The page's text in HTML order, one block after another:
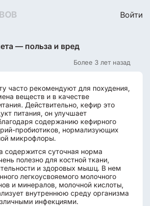
Войти
— польза и вред
Более 3 лет назад
часто рекомендуют для похудения,
веществ и в качестве
Действительно, кефир это
питания, он улучшает
содержанию кефирного
пробиотиков, нормализующих
микрофлоры.
содержится суточная норма
полезно для костной ткани,
и здоровых мышц. В нем
легкоусвояемого молочного
и минералов, молочной кислоты,
внутреннюю среду организма
инфекциями.